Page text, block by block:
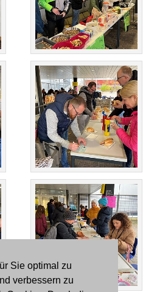
Sie optimal zu
verbessern zu